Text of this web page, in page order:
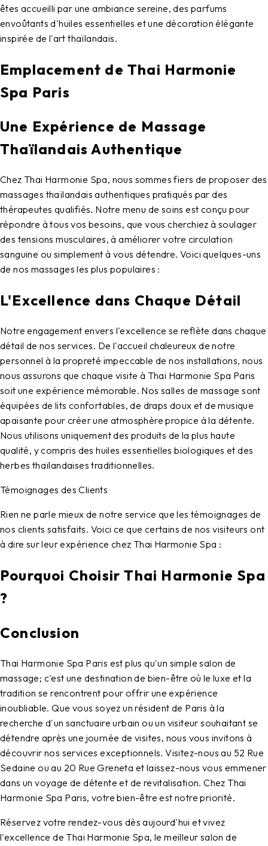
êtes accueilli par une ambiance sereine, des parfums
envoûtants d'huiles essentielles et une décoration élégante
inspirée de l'art thaïlandais.
Emplacement de Thai Harmonie
Spa Paris
Une Expérience de Massage
Thaïlandais Authentique
Chez Thai Harmonie Spa, nous sommes fiers de proposer des
massages thaïlandais authentiques pratiqués par des
thérapeutes qualifiés. Notre menu de soins est conçu pour
répondre à tous vos besoins, que vous cherchiez à soulager
des tensions musculaires, à améliorer votre circulation
sanguine ou simplement à vous détendre. Voici quelques-uns
de nos massages les plus populaires :
L'Excellence dans Chaque Détail
Notre engagement envers l'excellence se reflète dans chaque
détail de nos services. De l'accueil chaleureux de notre
personnel à la propreté impeccable de nos installations, nous
nous assurons que chaque visite à Thai Harmonie Spa Paris
soit une expérience mémorable. Nos salles de massage sont
équipées de lits confortables, de draps doux et de musique
apaisante pour créer une atmosphère propice à la détente.
Nous utilisons uniquement des produits de la plus haute
qualité, y compris des huiles essentielles biologiques et des
herbes thaïlandaises traditionnelles.
Témoignages des Clients
Rien ne parle mieux de notre service que les témoignages de
nos clients satisfaits. Voici ce que certains de nos visiteurs ont
à dire sur leur expérience chez Thai Harmonie Spa :
Pourquoi Choisir Thai Harmonie Spa
?
Conclusion
Thai Harmonie Spa Paris est plus qu'un simple salon de
massage; c'est une destination de bien-être où le luxe et la
tradition se rencontrent pour offrir une expérience
inoubliable. Que vous soyez un résident de Paris à la
recherche d'un sanctuaire urbain ou un visiteur souhaitant se
détendre après une journée de visites, nous vous invitons à
découvrir nos services exceptionnels. Visitez-nous au 52 Rue
Sedaine ou au 20 Rue Greneta et laissez-nous vous emmener
dans un voyage de détente et de revitalisation. Chez Thai
Harmonie Spa Paris, votre bien-être est notre priorité.
Réservez votre rendez-vous dès aujourd'hui et vivez
l'excellence de Thai Harmonie Spa, le meilleur salon de